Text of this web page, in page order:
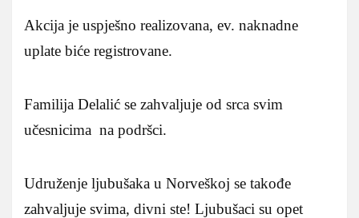
Akcija je uspješno realizovana, ev. naknadne
uplate biće registrovane.
Familija Delalić se zahvaljuje od srca svim
učesnicima na podršci.
Udruženje ljubušaka u Norveškoj se takođe
zahvaljuje svima, divni ste! Ljubušaci su opet